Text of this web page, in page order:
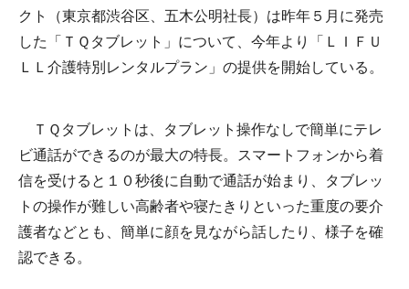
クト（東京都渋谷区、五木公明社長）は昨年５月に発売
した「ＴＱタブレット」について、今年より「ＬＩＦＵ
ＬＬ介護特別レンタルプラン」の提供を開始している。
ＴＱタブレットは、タブレット操作なしで簡単にテレ
ビ通話ができるのが最大の特長。スマートフォンから着
信を受けると１０秒後に自動で通話が始まり、タブレッ
トの操作が難しい高齢者や寝たきりといった重度の要介
護者などとも、簡単に顔を見ながら話したり、様子を確
認できる。